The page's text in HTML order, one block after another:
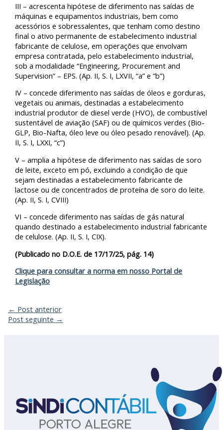
III – acrescenta hipótese de diferimento nas saídas de
máquinas e equipamentos industriais, bem como
acessórios e sobressalentes, que tenham como destino
final o ativo permanente de estabelecimento industrial
fabricante de celulose, em operações que envolvam
empresa contratada, pelo estabelecimento industrial,
sob a modalidade “Engineering, Procurement and
Supervision” – EPS. (Ap. II, S. I, LXVII, “a” e “b”)
IV – concede diferimento nas saídas de óleos e gorduras,
vegetais ou animais, destinadas a estabelecimento
industrial produtor de diesel verde (HVO), de combustível
sustentável de aviação (SAF) ou de químicos verdes (Bio-
GLP, Bio-Nafta, óleo leve ou óleo pesado renovável). (Ap.
II, S. I, LXXI, “c”)
V – amplia a hipótese de diferimento nas saídas de soro
de leite, exceto em pó, excluindo a condição de que
sejam destinadas a estabelecimento fabricante de
lactose ou de concentrados de proteína de soro do leite.
(Ap. II, S. I, CVIII)
VI – concede diferimento nas saídas de gás natural
quando destinado a estabelecimento industrial fabricante
de celulose. (Ap. II, S. I, CIX).
(Publicado no D.O.E. de 17/17/25, pág. 14)
Clique para consultar a norma em nosso Portal de
Legislação
← Post anterior
Post seguinte →